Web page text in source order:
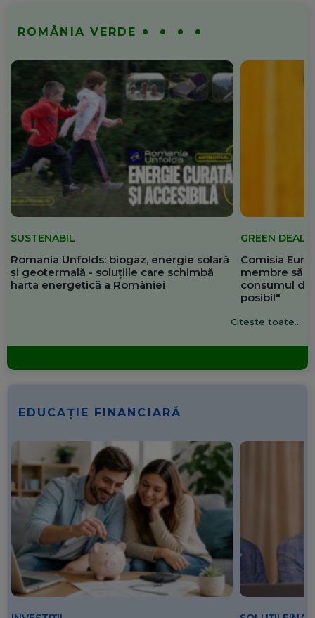
ROMÂNIA VERDE
SUSTENABIL
Romania Unfolds: biogaz, energie solară
și geotermală - soluțiile care schimbă
harta energetică a României
GREEN DEAL
Comisia
membre să
consumul de
posibil"
Citește toate...
EDUCAȚIE FINANCIARĂ